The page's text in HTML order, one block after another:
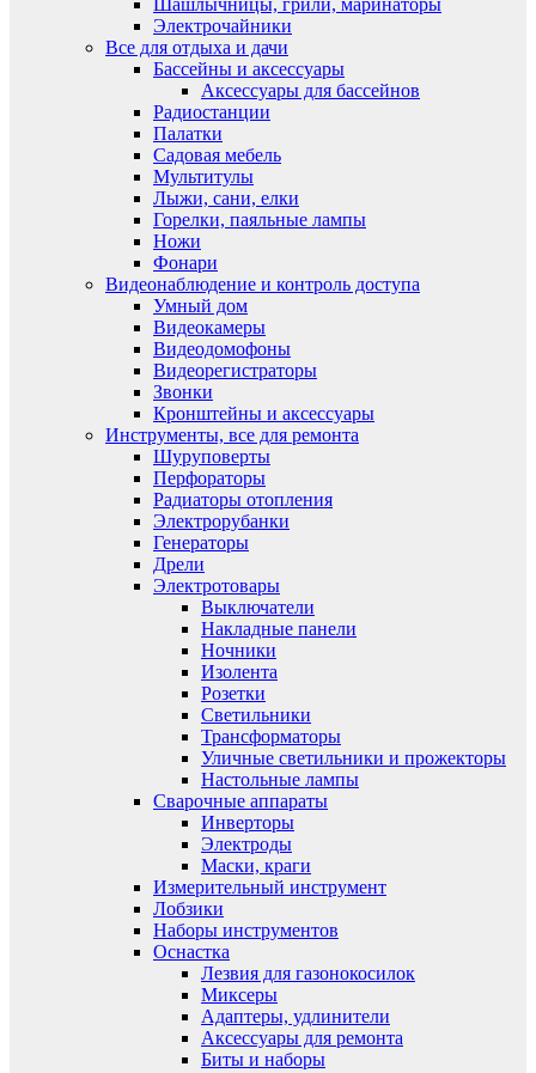
Шашлычницы, грили, маринаторы
Электрочайники
Все для отдыха и дачи
Бассейны и аксессуары
Аксессуары для бассейнов
Радиостанции
Палатки
Садовая мебель
Мультитулы
Лыжи, сани, елки
Горелки, паяльные лампы
Ножи
Фонари
Видеонаблюдение и контроль доступа
Умный дом
Видеокамеры
Видеодомофоны
Видеорегистраторы
Звонки
Кронштейны и аксессуары
Инструменты, все для ремонта
Шуруповерты
Перфораторы
Радиаторы отопления
Электрорубанки
Генераторы
Дрели
Электротовары
Выключатели
Накладные панели
Ночники
Изолента
Розетки
Светильники
Трансформаторы
Уличные светильники и прожекторы
Настольные лампы
Сварочные аппараты
Инверторы
Электроды
Маски, краги
Измерительный инструмент
Лобзики
Наборы инструментов
Оснастка
Лезвия для газонокосилок
Миксеры
Адаптеры, удлинители
Аксессуары для ремонта
Биты и наборы